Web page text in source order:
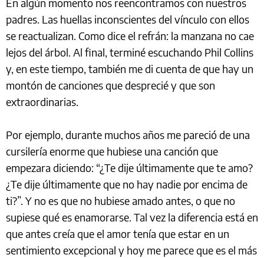
padres. Las huellas inconscientes del vínculo con ellos
se reactualizan. Como dice el refrán: la manzana no cae
lejos del árbol. Al final, terminé escuchando Phil Collins
y, en este tiempo, también me di cuenta de que hay un
montón de canciones que desprecié y que son
extraordinarias.
Por ejemplo, durante muchos años me pareció de una
cursilería enorme que hubiese una canción que
empezara diciendo: “¿Te dije últimamente que te amo?
¿Te dije últimamente que no hay nadie por encima de
ti?”. Y no es que no hubiese amado antes, o que no
supiese qué es enamorarse. Tal vez la diferencia está en
que antes creía que el amor tenía que estar en un
sentimiento excepcional y hoy me parece que es el más